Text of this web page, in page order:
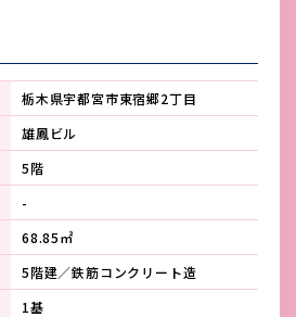
栃木県宇都宮市東宿郷2丁目
雄鳳ビル
5階
-
68.85㎡
5階建／鉄筋コンクリート造
1基